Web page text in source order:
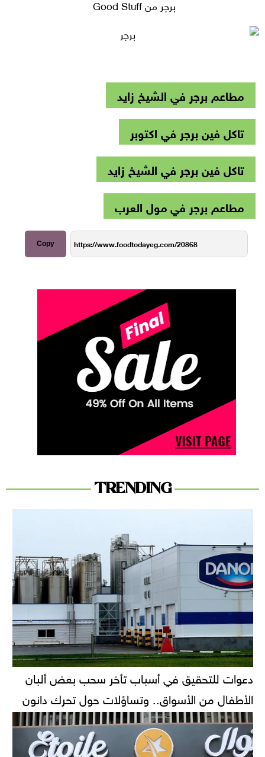
برجر من Good Stuff
مطاعم برجر في الشيخ زايد
تاكل فين برجر في اكتوبر
تاكل فين برجر في الشيخ زايد
مطاعم برجر في مول العرب
Copy
TRENDING
دعوات للتحقيق في أسباب تأخر سحب بعض ألبان
الأطفال من الأسواق.. وتساؤلات حول تحرك دانون